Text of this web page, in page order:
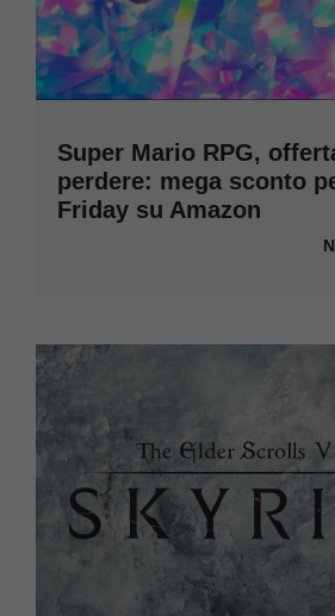
Super Mario RPG,
perdere: mega sconto
Friday su Amazon